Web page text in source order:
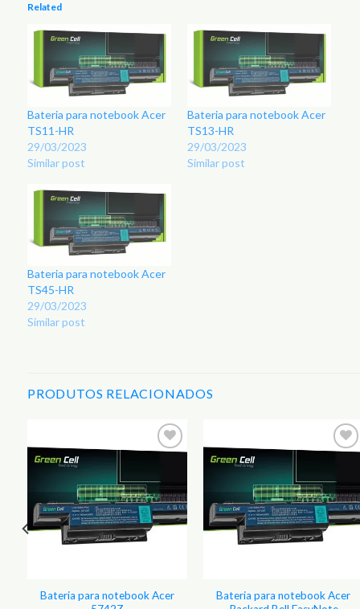
Related
Bateria para notebook Acer
TS11-HR
29/03/2023
Similar post
Bateria para notebook Acer
TS13-HR
29/03/2023
Similar post
Bateria para notebook Acer
TS45-HR
29/03/2023
Similar post
PRODUTOS RELACIONADOS
Favoritos
Bateria para notebook Acer
Favoritos
Bateria para notebook Acer